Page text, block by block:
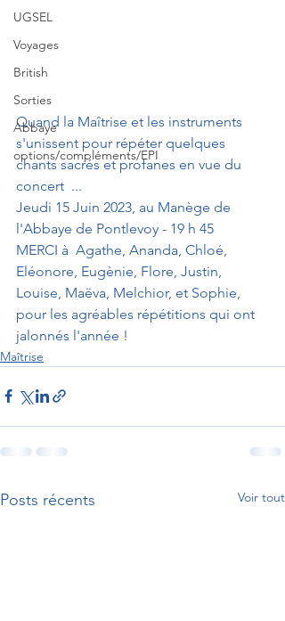
UGSEL
Voyages
British
Sorties
Abbaye
options/compléments/EPI
Quand la Maîtrise et les instruments
s'unissent pour répéter quelques
chants sacrés et profanes en vue du
concert  ...
Jeudi 15 Juin 2023, au Manège de
l'Abbaye de Pontlevoy - 19 h 45
MERCI à  Agathe, Ananda, Chloé,
Eléonore, Eugènie, Flore, Justin,
Louise, Maëva, Melchior, et Sophie,
pour les agréables répétitions qui ont
jalonnés l'année !
Maîtrise
Posts récents Voir tout